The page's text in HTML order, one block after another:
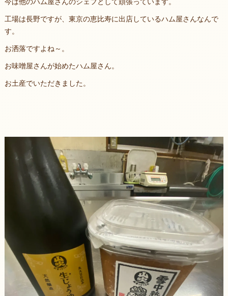
工場は長野ですが、東京の恵比寿に出店しているハム屋さんなんで
す。
お洒落ですよね～。
お味噌屋さんが始めたハム屋さん。
お土産でいただきました。